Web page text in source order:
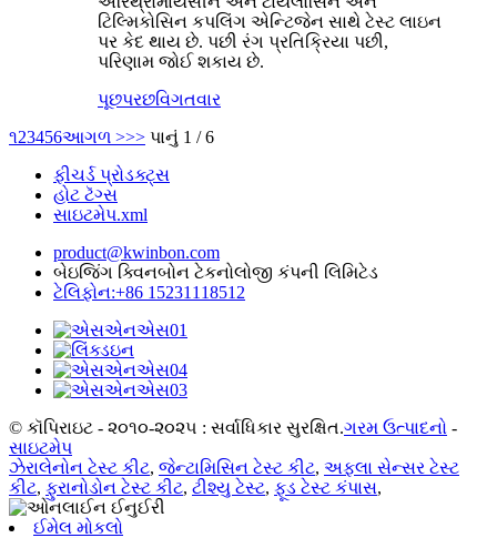
ટિલ્મિકોસિન કપલિંગ એન્ટિજેન સાથે ટેસ્ટ લાઇન
પર કેદ થાય છે. પછી રંગ પ્રતિક્રિયા પછી,
પરિણામ જોઈ શકાય છે.
પૂછપરછવિગતવાર
૧23456આગળ >>> પાનું 1 / 6
ફીચર્ડ પ્રોડક્ટ્સ
હોટ ટૅગ્સ
સાઇટમેપ.xml
product@kwinbon.com
બેઇજિંગ ક્વિનબોન ટેકનોલોજી કંપની લિમિટેડ
ટેલિફોન:+86 15231118512
© કૉપિરાઇટ - ૨૦૧૦-૨૦૨૫ : સર્વાધિકાર સુરક્ષિત.ગરમ ઉત્પાદનો -
સાઇટમેપ
ઝેરાલેનોન ટેસ્ટ કીટ, જેન્ટામિસિન ટેસ્ટ કીટ, અફલા સેન્સર ટેસ્ટ
કીટ, ફુરાનોડોન ટેસ્ટ કીટ, ટીશ્યુ ટેસ્ટ, ફૂડ ટેસ્ટ કંપાસ,
ઈમેલ મોકલો